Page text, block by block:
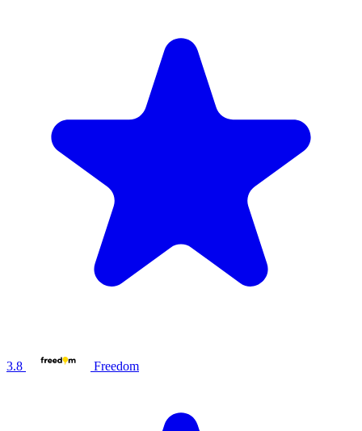
3.8 Freedom